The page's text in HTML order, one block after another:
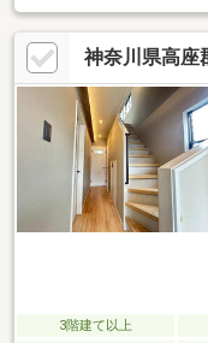
スペース有・全洋室に収
確保▼設備・各階にトイ
【交換】キッチン、浴室
機 等【その他】フロー
装塗装、バルコニー防
ます ━━━━━・・・物
せください。
神奈川県高座
3階建て以上